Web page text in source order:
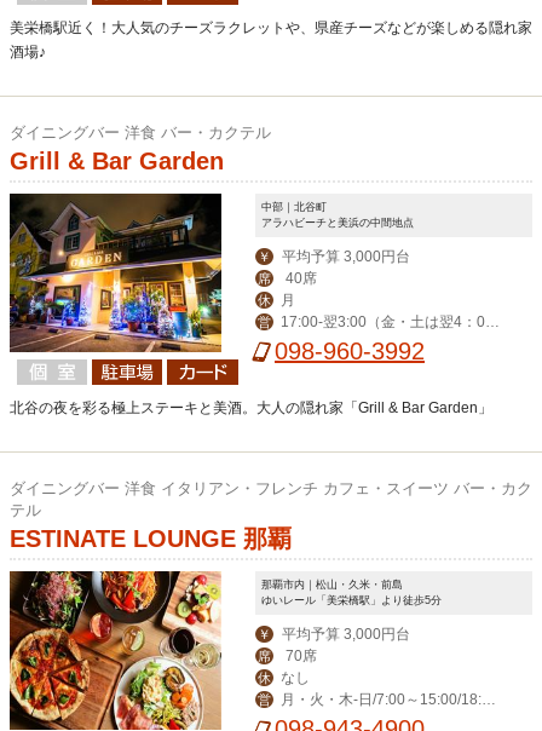
美栄橋駅近く！大人気のチーズラクレットや、県産チーズなどが楽しめる隠れ家
酒場♪
ダイニングバー 洋食 バー・カクテル
Grill & Bar Garden
中部｜北谷町
アラハビーチと美浜の中間地点
￥ 平均予算 3,000円台
席 40席
休 月
営
17:00-翌3:00（金・土は翌4：00
迄） ※ハッピーアワー17:00-19:00
098-960-3992
北谷の夜を彩る極上ステーキと美酒。大人の隠れ家「Grill & Bar Garden」
ダイニングバー 洋食 イタリアン・フレンチ カフェ・スイーツ バー・カク
テル
ESTINATE LOUNGE 那覇
那覇市内｜松山・久米・前島
ゆいレール「美栄橋駅」より徒歩5分
￥ 平均予算 3,000円台
席 70席
休 なし
営
月・火・木-日/7:00～15:00/18:00
～23:00(料理L.O. 22:00) 毎週水曜日は